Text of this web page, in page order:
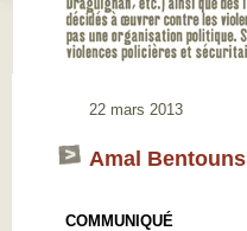
22 mars 2013
Amal
COMMUNIQUÉ